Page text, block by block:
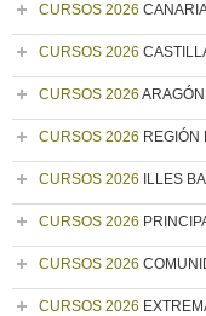
CURSOS 2026
CURSOS 2026
CURSOS 2026 ARAGÓN
CURSOS 2026 REGIÓN
CURSOS 2026 ILLES
CURSOS 2026
CURSOS 2026
CURSOS 2026